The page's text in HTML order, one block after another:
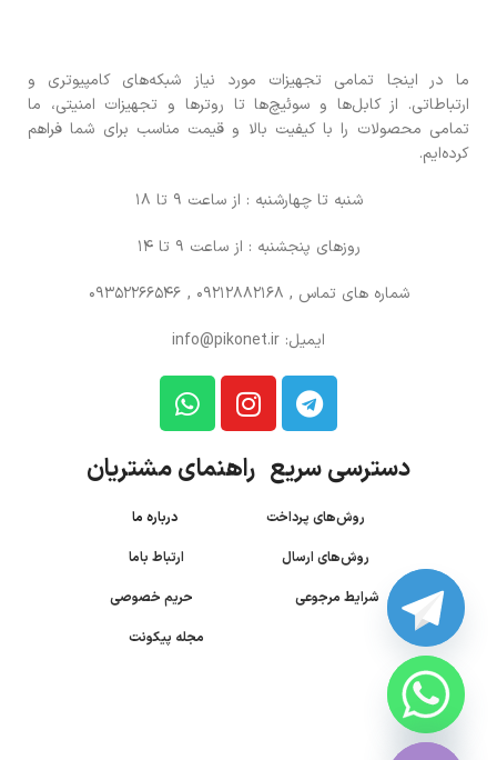
ما در اینجا تمامی تجهیزات مورد نیاز شبکه‌های کامپیوتری و
ارتباطاتی. از کابل‌ها و سوئیچ‌ها تا روترها و تجهیزات امنیتی، ما
تمامی محصولات را با کیفیت بالا و قیمت مناسب برای شما فراهم
کرده‌ایم.
شنبه تا چهارشنبه : از ساعت 9 تا 18
روزهای پنجشنبه : از ساعت 9 تا 14
شماره های تماس , 09212882168 , 09352266546
ایمیل: info@pikonet.ir
دسترسی سریع راهنمای مشتریان
روش‌های پرداخت درباره ما
روش‌های ارسال
ارتباط باما
شرایط مرجوعی
حریم خصوصی
مجله پیکونت
HIDE
CHATY